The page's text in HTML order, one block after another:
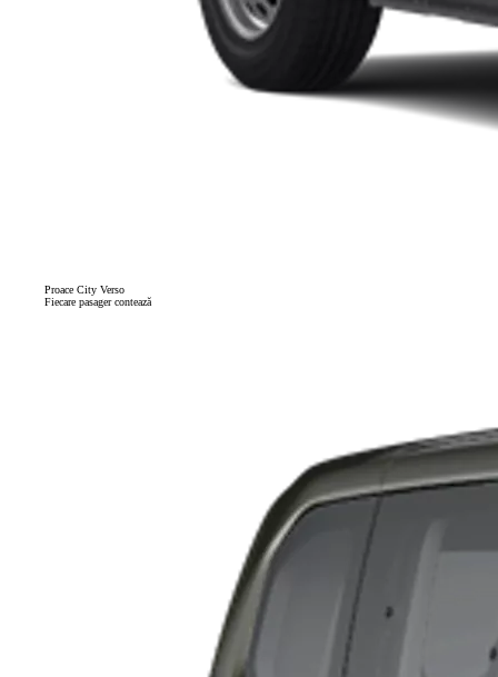
Proace City Verso
Fiecare pasager contează